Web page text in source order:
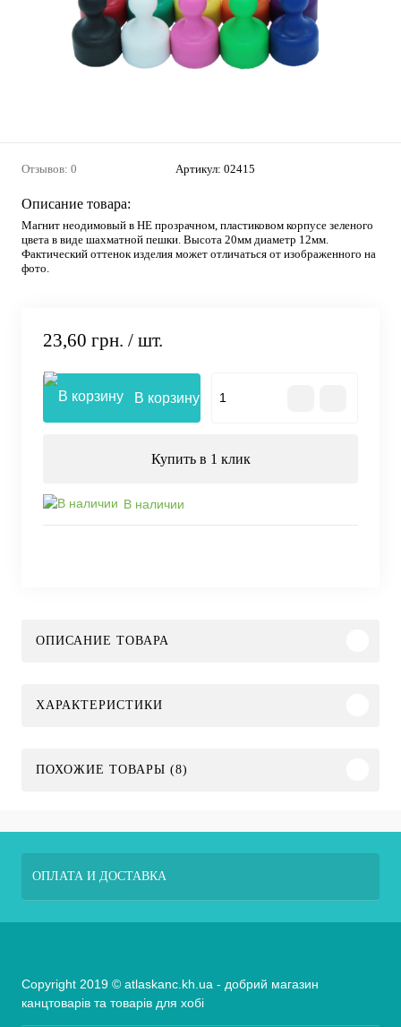
Отзывов: 0 Артикул: 02415
Описание товара:
Магнит неодимовый в НЕ прозрачном, пластиковом корпусе зеленого
цвета в виде шахматной пешки. Высота 20мм диаметр 12мм.
Фактический оттенок изделия может отличаться от изображенного на
фото.
23,60 грн. / шт.
В корзину
Купить в 1 клик
В наличии
ОПИСАНИЕ ТОВАРА
ХАРАКТЕРИСТИКИ
ПОХОЖИЕ ТОВАРЫ (8)
ОПЛАТА И ДОСТАВКА
Copyright 2019 © atlaskanc.kh.ua - добрий магазин
канцтоварів та товарів для хобі